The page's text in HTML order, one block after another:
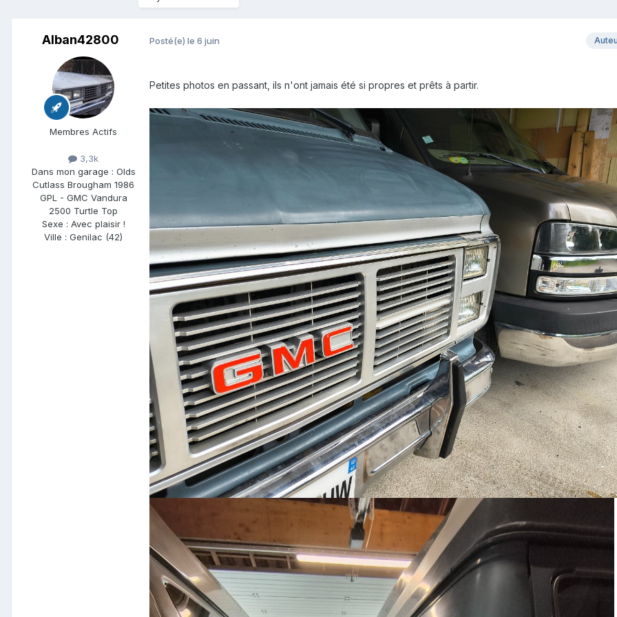
Alban42800
Membres Actifs
3,3k
Dans mon garage : Olds
Cutlass Brougham 1986
GPL - GMC Vandura
2500 Turtle Top
Sexe : Avec plaisir !
Ville : Genilac (42)
Posté(e) le 6 juin
Petites photos en passant, ils n'ont jamais été si propres et prêts à partir.